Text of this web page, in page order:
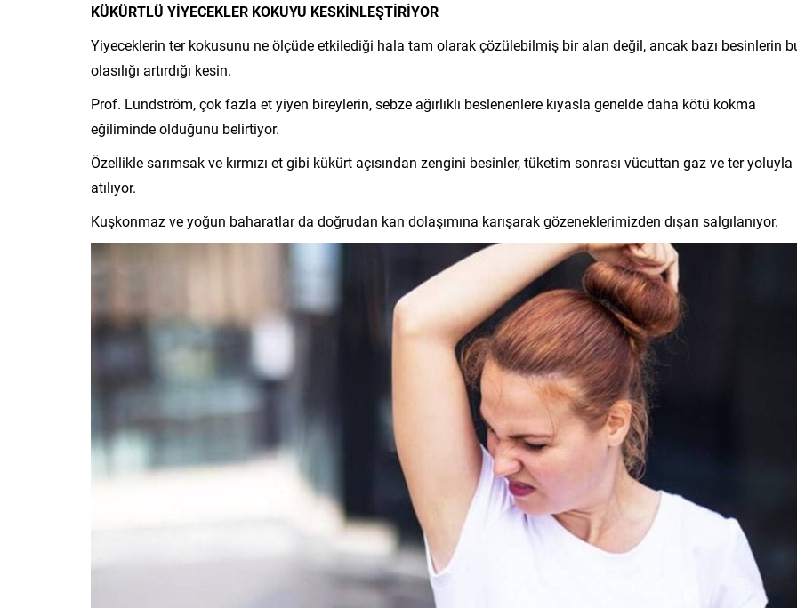
KÜKÜRTLÜ YİYECEKLER KOKUYU KESKİNLEŞTİRİYOR
Yiyeceklerin ter kokusunu ne ölçüde etkilediği hala tam olarak çözülebilmiş bir alan değil, ancak bazı besinlerin
olasılığı artırdığı kesin.
Prof. Lundström, çok fazla et yiyen bireylerin, sebze ağırlıklı beslenenlere kıyasla genelde daha kötü kokma
eğiliminde olduğunu belirtiyor.
Özellikle sarımsak ve kırmızı et gibi kükürt açısından zengini besinler, tüketim sonrası vücuttan gaz ve ter yoluyla
atılıyor.
Kuşkonmaz ve yoğun baharatlar da doğrudan kan dolaşımına karışarak gözeneklerimizden dışarı salgılanıyor.